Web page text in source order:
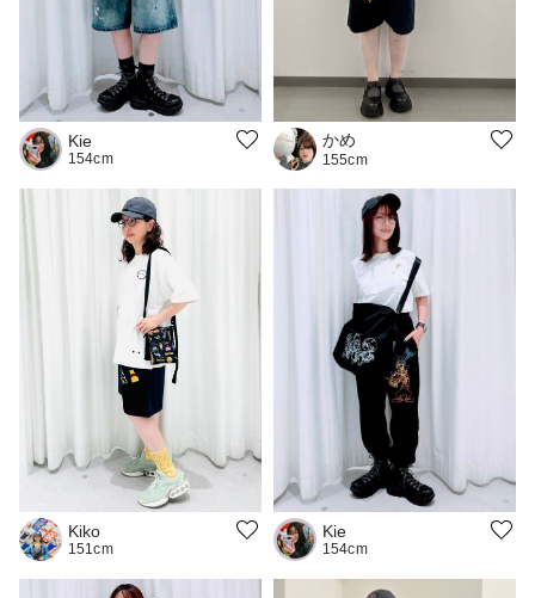
Kie
154cm
かめ
155cm
Kiko
151cm
Kie
154cm